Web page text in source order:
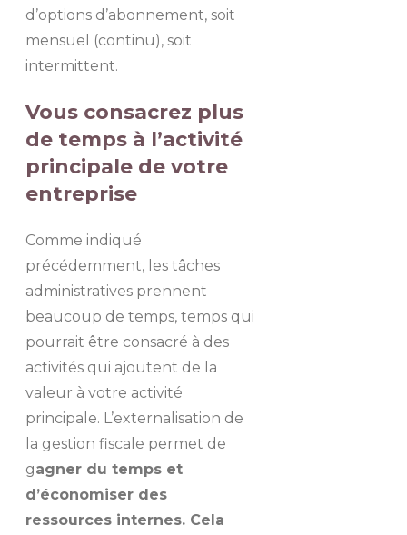
d’options d’abonnement, soit
mensuel (continu), soit
intermittent.
Vous consacrez plus
de temps à l’activité
principale de votre
entreprise
Comme indiqué
précédemment, les tâches
administratives prennent
beaucoup de temps, temps qui
pourrait être consacré à des
activités qui ajoutent de la
valeur à votre activité
principale. L’externalisation de
la gestion fiscale permet de
gagner du temps et
d’économiser des
ressources internes. Cela